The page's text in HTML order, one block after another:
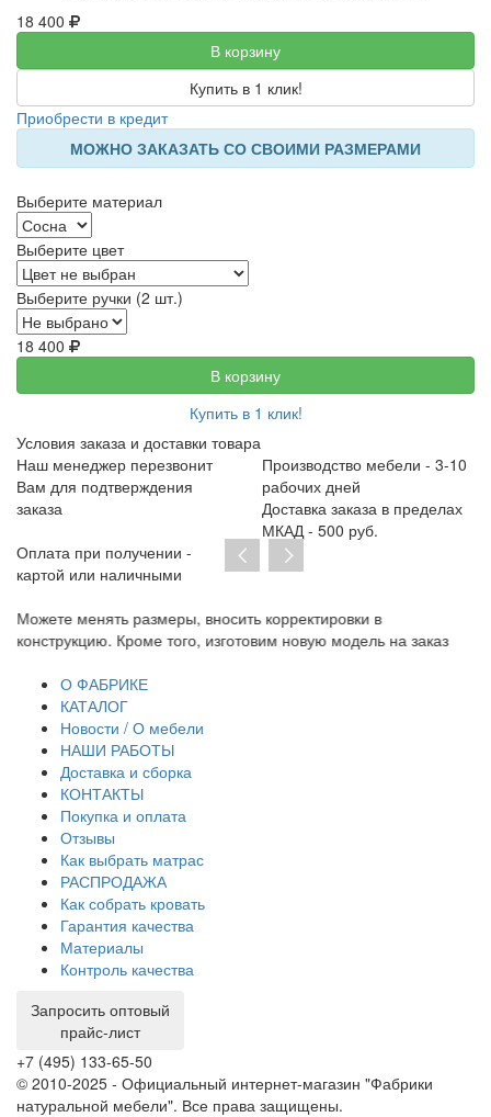
18 400
В корзину
Купить в 1 клик!
Приобрести в кредит
МОЖНО ЗАКАЗАТЬ СО СВОИМИ РАЗМЕРАМИ
Выберите материал
Выберите цвет
Выберите ручки (2 шт.)
18 400
В корзину
Купить в 1 клик!
Условия заказа и доставки товара
Наш менеджер перезвонит
Вам для подтверждения
заказа
Производство мебели - 3-10
рабочих дней
Доставка заказа в пределах
МКАД - 500 руб.
Оплата при получении -
картой или наличными
Можете менять размеры, вносить корректировки в
конструкцию. Кроме того, изготовим новую модель на заказ
О ФАБРИКЕ
КАТАЛОГ
Новости / О мебели
НАШИ РАБОТЫ
Доставка и сборка
КОНТАКТЫ
Покупка и оплата
Отзывы
Как выбрать матрас
РАСПРОДАЖА
Как собрать кровать
Гарантия качества
Материалы
Контроль качества
Запросить оптовый
прайс-лист
+7 (495) 133-65-50
© 2010-2025 - Официальный интернет-магазин "Фабрики
натуральной мебели". Все права защищены.